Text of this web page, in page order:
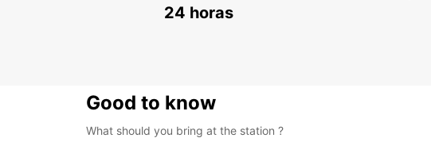
24 horas
Good to know
What should you bring at the station ?